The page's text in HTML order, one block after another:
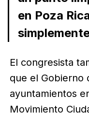
en Poza
El congresista
que el Gobierno
ayuntamientos
Movimiento